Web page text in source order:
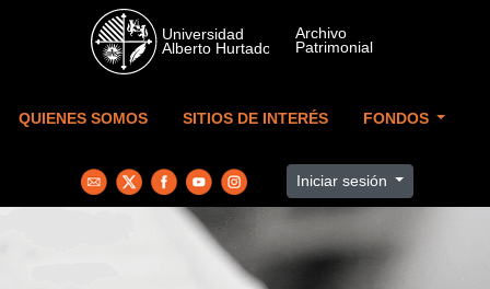
Skip to main content
QUIENES SOMOS SITIOS DE INTERÉS FONDOS
Iniciar sesión